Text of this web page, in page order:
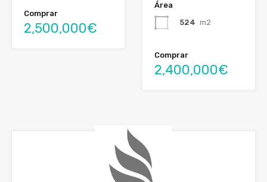
Comprar
2,500,000€
Área
524 m2
Comprar
2,400,000€